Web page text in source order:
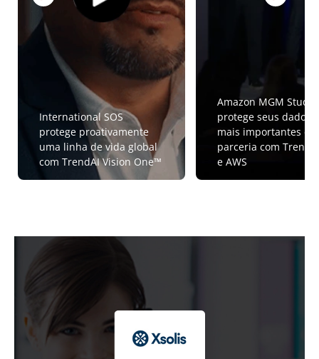
International SOS
protege proativamente
uma linha de vida global
com TrendAI Vision One™
Amazon MGM
protege seus dados
mais importantes em
parceria com
e AWS